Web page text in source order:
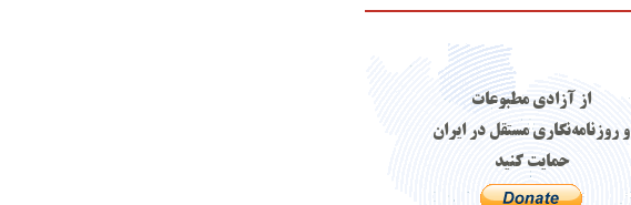
از آزادی مطبوعات
و روزنامه‌نگاری مستقل در ایران
حمایت کنید